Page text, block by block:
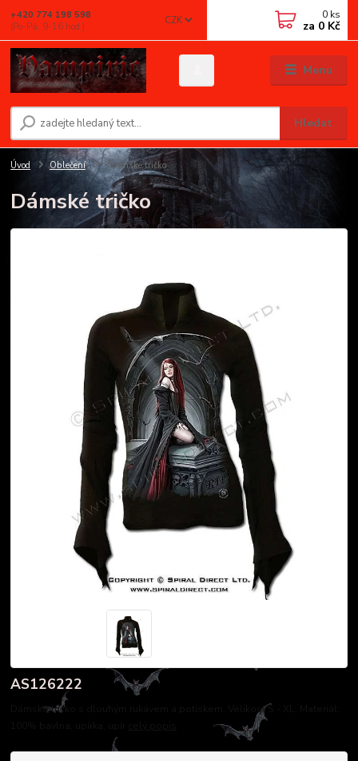
Menu
CZK
Hledat
+420 774 198 598
(Po-Pá, 9-16 hod.)
0 ks
za 0 Kč
Úvod Oblečení Dámské tričko
Dámské tričko
AS126222
Dámské tričko s dlouhým rukávem a potiskem. Velikost S - XL. Materiál: